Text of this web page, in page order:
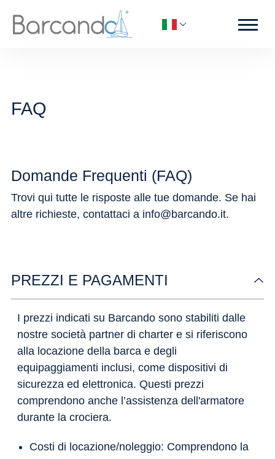
FAQ
Domande Frequenti (FAQ)
Trovi qui tutte le risposte alle tue domande. Se hai
altre richieste, contattaci a info@barcando.it.
PREZZI E PAGAMENTI
I prezzi indicati su Barcando sono stabiliti dalle
nostre società partner di charter e si riferiscono
alla locazione della barca e degli
equipaggiamenti inclusi, come dispositivi di
sicurezza ed elettronica. Questi prezzi
comprendono anche l’assistenza dell'armatore
durante la crociera.
Costi di locazione/noleggio: Comprendono la